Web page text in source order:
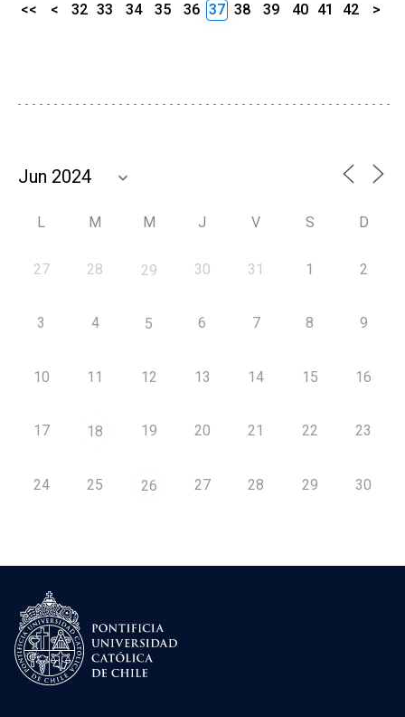
<< < 32 33 34 35 36 37 38 39 40 41 42 >
L M M J V S D
27 28 29 30 31 1 2
3 4 5 6 7 8 9
10 11 12 13 14 15 16
17 18 19 20 21 22 23
24 25 26 27 28 29 30